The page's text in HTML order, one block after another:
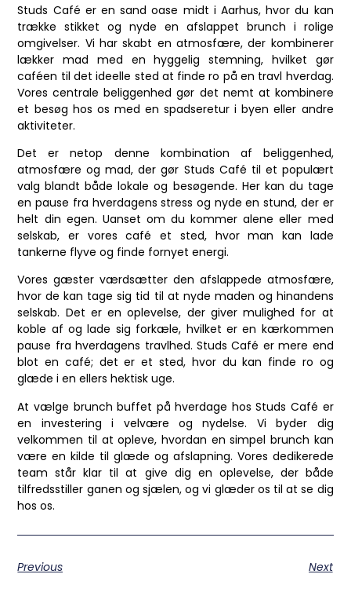
Studs Café er en sand oase midt i Aarhus, hvor du kan
trække stikket og nyde en afslappet brunch i rolige
omgivelser. Vi har skabt en atmosfære, der kombinerer
lækker mad med en hyggelig stemning, hvilket gør
caféen til det ideelle sted at finde ro på en travl hverdag.
Vores centrale beliggenhed gør det nemt at kombinere
et besøg hos os med en spadseretur i byen eller andre
aktiviteter.
Det er netop denne kombination af beliggenhed,
atmosfære og mad, der gør Studs Café til et populært
valg blandt både lokale og besøgende. Her kan du tage
en pause fra hverdagens stress og nyde en stund, der er
helt din egen. Uanset om du kommer alene eller med
selskab, er vores café et sted, hvor man kan lade
tankerne flyve og finde fornyet energi.
Vores gæster værdsætter den afslappede atmosfære,
hvor de kan tage sig tid til at nyde maden og hinandens
selskab. Det er en oplevelse, der giver mulighed for at
koble af og lade sig forkæle, hvilket er en kærkommen
pause fra hverdagens travlhed. Studs Café er mere end
blot en café; det er et sted, hvor du kan finde ro og
glæde i en ellers hektisk uge.
At vælge brunch buffet på hverdage hos Studs Café er
en investering i velvære og nydelse. Vi byder dig
velkommen til at opleve, hvordan en simpel brunch kan
være en kilde til glæde og afslapning. Vores dedikerede
team står klar til at give dig en oplevelse, der både
tilfredsstiller ganen og sjælen, og vi glæder os til at se dig
hos os.
Previous Next